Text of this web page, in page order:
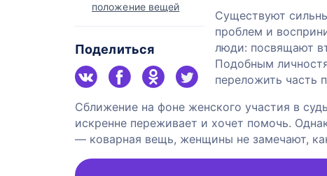
положение вещей
Поделиться
Существуют
проблем и
люди: посвящают
Подобным
переложить часть
Сближение на фоне женского участия в
искренне переживает и хочет помочь.
— коварная вещь, женщины не замечают,